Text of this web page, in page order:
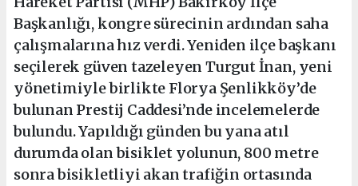
Başkanlığı, kongre sürecinin ardından saha
çalışmalarına hız verdi. Yeniden ilçe başkanı
seçilerek güven tazeleyen Turgut İnan, yeni
yönetimiyle birlikte Florya Şenlikköy’de
bulunan Prestij Caddesi’nde incelemelerde
bulundu. Yapıldığı günden bu yana atıl
durumda olan bisiklet yolunun, 800 metre
sonra bisikletliyi akan trafiğin ortasında